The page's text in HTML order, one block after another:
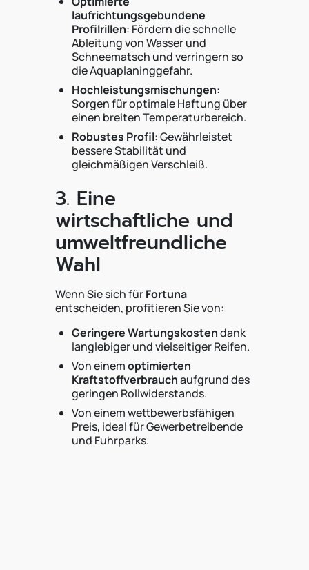
laufrichtungsgebundene
Profilrillen: Fördern die schnelle
Ableitung von Wasser und
Schneematsch und verringern so
die Aquaplaninggefahr.
Hochleistungsmischungen:
Sorgen für optimale Haftung über
einen breiten Temperaturbereich.
Robustes Profil: Gewährleistet
bessere Stabilität und
gleichmäßigen Verschleiß.
3. Eine
wirtschaftliche und
umweltfreundliche
Wahl
Wenn Sie sich fürFortuna
entscheiden, profitieren Sie von:
Geringere Wartungskostendank
langlebiger und vielseitiger Reifen.
Von einemoptimierten
Kraftstoffverbrauchaufgrund des
geringen Rollwiderstands.
Von einem wettbewerbsfähigen
Preis, ideal für Gewerbetreibende
und Fuhrparks.